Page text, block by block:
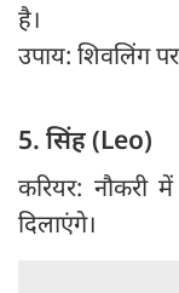
है।
उपाय: शिवलिंग
5. सिंह (Leo)
करियर: नौकरी
दिलाएंगे।